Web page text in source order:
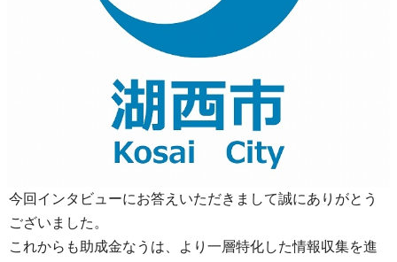
今回インタビューにお答えいただきまして誠にありがとう
ございました。
これからも助成金なうは、より一層特化した情報収集を進